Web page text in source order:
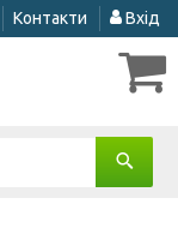
Контакти Вхід